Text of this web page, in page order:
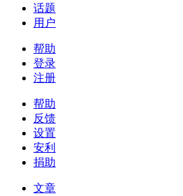
话题
用户
帮助
登录
注册
帮助
反馈
设置
安利
捐助
文章